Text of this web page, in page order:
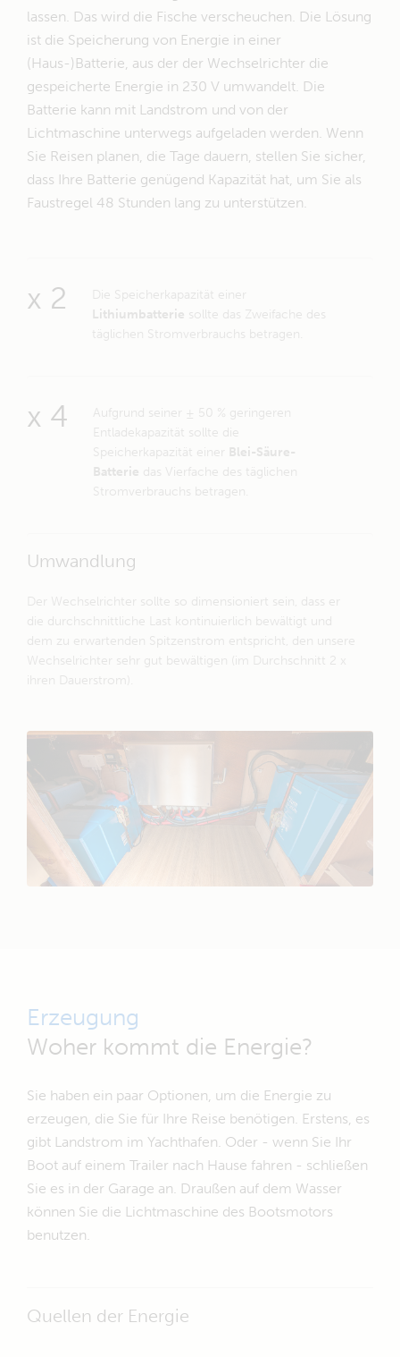
lassen. Das wird die Fische verscheuchen. Die Lösung
ist die Speicherung von Energie in einer
(Haus-)Batterie, aus der der Wechselrichter die
gespeicherte Energie in 230 V umwandelt. Die
Batterie kann mit Landstrom und von der
Lichtmaschine unterwegs aufgeladen werden. Wenn
Sie Reisen planen, die Tage dauern, stellen Sie sicher,
dass Ihre Batterie genügend Kapazität hat, um Sie als
Faustregel 48 Stunden lang zu unterstützen.
x 2
Die Speicherkapazität einer
Lithiumbatterie sollte das Zweifache des
täglichen Stromverbrauchs betragen.
x 4
Aufgrund seiner ± 50 % geringeren
Entladekapazität sollte die
Speicherkapazität einer
Blei-Säure-
Batterie das Vierfache des täglichen
Stromverbrauchs betragen.
Umwandlung
Der Wechselrichter sollte so dimensioniert sein, dass er
die durchschnittliche Last kontinuierlich bewältigt und
dem zu erwartenden Spitzenstrom entspricht, den unsere
Wechselrichter sehr gut bewältigen (im Durchschnitt 2 x
ihren Dauerstrom).
Erzeugung
Woher kommt die Energie?
Sie haben ein paar Optionen, um die Energie zu
erzeugen, die Sie für Ihre Reise benötigen. Erstens, es
gibt Landstrom im Yachthafen. Oder - wenn Sie Ihr
Boot auf einem Trailer nach Hause fahren - schließen
Sie es in der Garage an. Draußen auf dem Wasser
können Sie die Lichtmaschine des Bootsmotors
benutzen.
Quellen der Energie